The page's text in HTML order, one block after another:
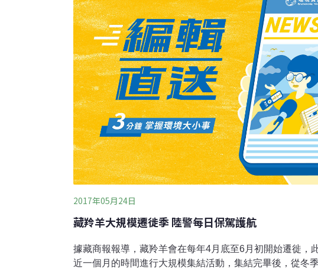
（Lund University）的科學家檢視了斑胸草雀體內的其中
Cry2和Cry4。他們發現，Cry1和Cry2確實與晝夜規律有關
斑胸草雀體內的量隨著日夜週期而有所波動。Cry4
2017年05月24日
藏羚羊大規模遷徙季 陸警每日保駕護航
據藏商報報導，藏羚羊會在每年4月底至6月初開始遷徙，
近一個月的時間進行大規模集結活動，集結完畢後，從冬